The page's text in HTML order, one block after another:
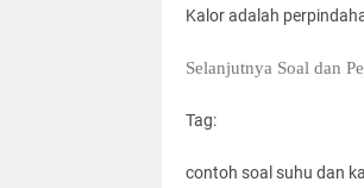
Kalor adalah
Selanjutnya Soal dan
Tag:
contoh soal suhu dan